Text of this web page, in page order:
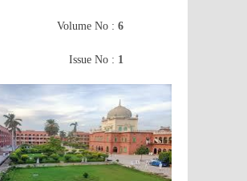
Volume No : 6
Issue No : 1